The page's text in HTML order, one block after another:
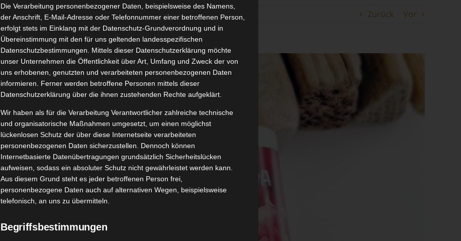
Zurück Vor
Die Verarbeitung personenbezogener Daten, beispielsweise des Namens,
der Anschrift, E-Mail-Adresse oder Telefonnummer einer betroffenen Person,
erfolgt stets im Einklang mit der Datenschutz-Grundverordnung und in
Übereinstimmung mit den für uns geltenden landesspezifischen
Datenschutzbestimmungen. Mittels dieser Datenschutzerklärung möchte
unser Unternehmen die Öffentlichkeit über Art, Umfang und Zweck der von
uns erhobenen, genutzten und verarbeiteten personenbezogenen Daten
informieren. Ferner werden betroffene Personen mittels dieser
Datenschutzerklärung über die ihnen zustehenden Rechte aufgeklärt.
Wir haben als für die Verarbeitung Verantwortlicher zahlreiche technische
und organisatorische Maßnahmen umgesetzt, um einen möglichst
lückenlosen Schutz der über diese Internetseite verarbeiteten
personenbezogenen Daten sicherzustellen. Dennoch können
Internetbasierte Datenübertragungen grundsätzlich Sicherheitslücken
aufweisen, sodass ein absoluter Schutz nicht gewährleistet werden kann.
Aus diesem Grund steht es jeder betroffenen Person frei,
personenbezogene Daten auch auf alternativen Wegen, beispielsweise
telefonisch, an uns zu übermitteln.
Begriffsbestimmungen